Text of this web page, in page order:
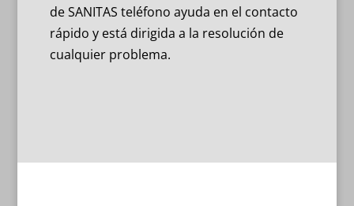
de SANITAS teléfono ayuda en el contacto
rápido y está dirigida a la resolución de
cualquier problema.